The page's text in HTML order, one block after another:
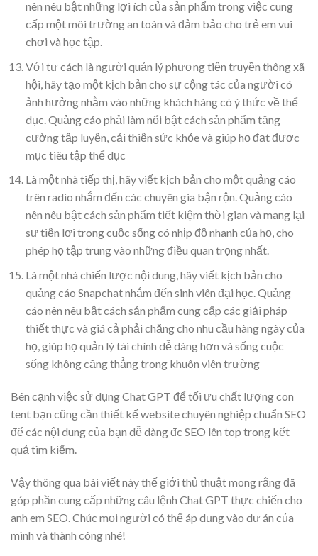
nên nêu bật những lợi ích của sản phẩm trong việc cung
cấp một môi trường an toàn và đảm bảo cho trẻ em vui
chơi và học tập.
Với tư cách là người quản lý phương tiện truyền thông xã
hội, hãy tạo một kịch bản cho sự cộng tác của người có
ảnh hưởng nhằm vào những khách hàng có ý thức về thể
dục. Quảng cáo phải làm nổi bật cách sản phẩm tăng
cường tập luyện, cải thiện sức khỏe và giúp họ đạt được
mục tiêu tập thể dục
Là một nhà tiếp thị, hãy viết kịch bản cho một quảng cáo
trên radio nhắm đến các chuyên gia bận rộn. Quảng cáo
nên nêu bật cách sản phẩm tiết kiệm thời gian và mang lại
sự tiện lợi trong cuộc sống có nhịp độ nhanh của họ, cho
phép họ tập trung vào những điều quan trọng nhất.
Là một nhà chiến lược nội dung, hãy viết kịch bản cho
quảng cáo Snapchat nhắm đến sinh viên đại học. Quảng
cáo nên nêu bật cách sản phẩm cung cấp các giải pháp
thiết thực và giá cả phải chăng cho nhu cầu hàng ngày của
họ, giúp họ quản lý tài chính dễ dàng hơn và sống cuộc
sống không căng thẳng trong khuôn viên trường
Bên cạnh việc sử dụng Chat GPT để tối ưu chất lượng con
tent bạn cũng cần thiết kế website chuyên nghiệp chuẩn SEO
để các nội dung của bạn dễ dàng đc SEO lên top trong kết
quả tìm kiếm.
Vậy thông qua bài viết này thế giới thủ thuật mong rằng đã
góp phần cung cấp những câu lệnh Chat GPT thực chiến cho
anh em SEO. Chúc mọi người có thể áp dụng vào dự án của
mình và thành công nhé!